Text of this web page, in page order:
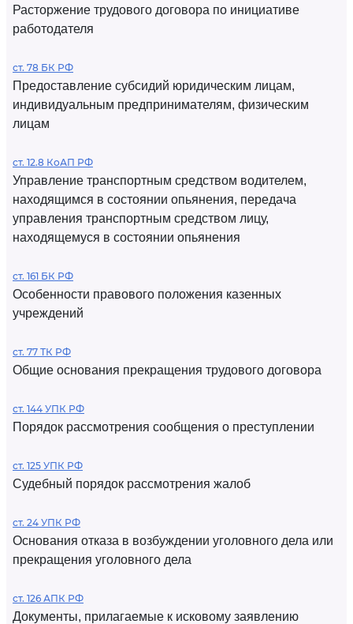
Расторжение трудового договора по инициативе
работодателя
ст. 78 БК РФ
Предоставление субсидий юридическим лицам,
индивидуальным предпринимателям, физическим
лицам
ст. 12.8 КоАП РФ
Управление транспортным средством водителем,
находящимся в состоянии опьянения, передача
управления транспортным средством лицу,
находящемуся в состоянии опьянения
ст. 161 БК РФ
Особенности правового положения казенных
учреждений
ст. 77 ТК РФ
Общие основания прекращения трудового договора
ст. 144 УПК РФ
Порядок рассмотрения сообщения о преступлении
ст. 125 УПК РФ
Судебный порядок рассмотрения жалоб
ст. 24 УПК РФ
Основания отказа в возбуждении уголовного дела или
прекращения уголовного дела
ст. 126 АПК РФ
Документы, прилагаемые к исковому заявлению